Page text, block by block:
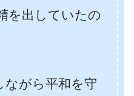
を出していたの
ながら平和を守